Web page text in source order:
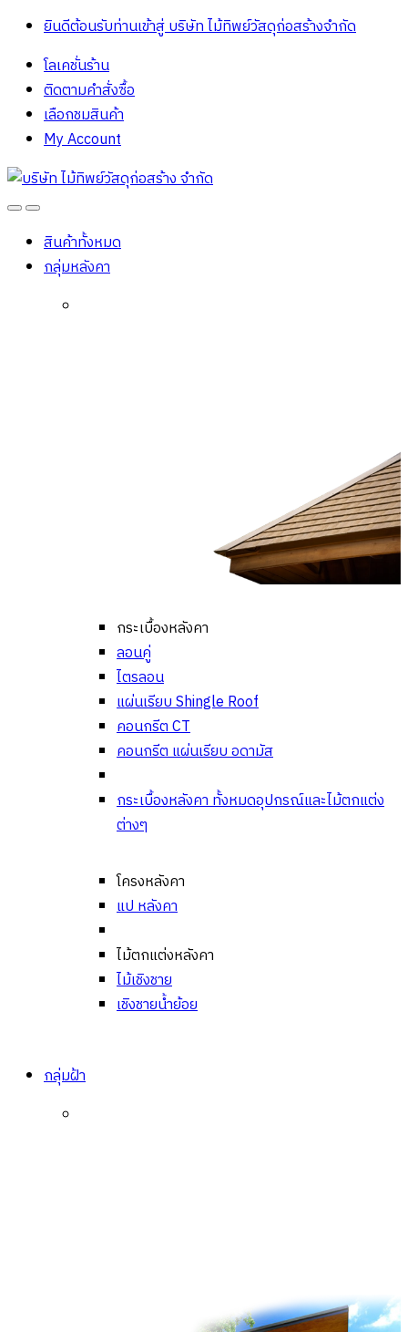
ยินดีต้อนรับท่านเข้าสู่ บริษัท ไม้ทิพย์วัสดุก่อสร้างจํากัด
โลเคชั่นร้าน
ติดตามคำสั่งซื้อ
เลือกชมสินค้า
My Account
OpenClose
สินค้าทั้งหมด
กลุ่มหลังคา
กระเบื้องหลังคา
ลอนคู่
ไตรลอน
แผ่นเรียบ Shingle Roof
คอนกรีต CT
คอนกรีต แผ่นเรียบ อดามัส
กระเบื้องหลังคา ทั้งหมดอุปกรณ์และไม้ตกแต่ง
ต่างๆ
โครงหลังคา
แป หลังคา
ไม้ตกแต่งหลังคา
ไม้เชิงชาย
เชิงชายน้ำย้อย
กลุ่มฝ้า